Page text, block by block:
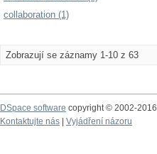
collaboration (1)
Zobrazují se záznamy 1-10 z 63
DSpace software copyright © 2002-2016
Kontaktujte nás
Vyjádření názoru